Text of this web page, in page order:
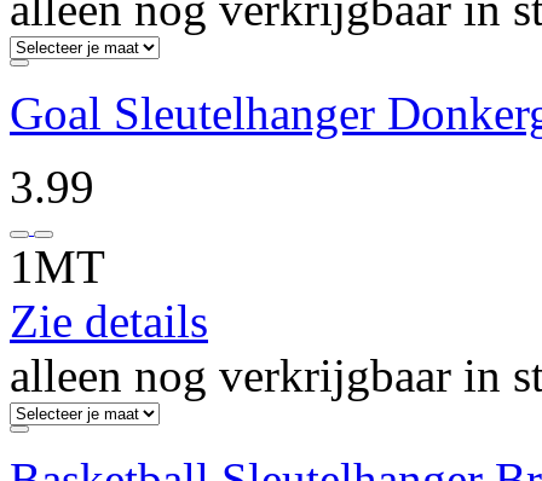
Goal Sleutelhanger
3.99
1MT
Zie details
alleen nog verkrijgbaar in